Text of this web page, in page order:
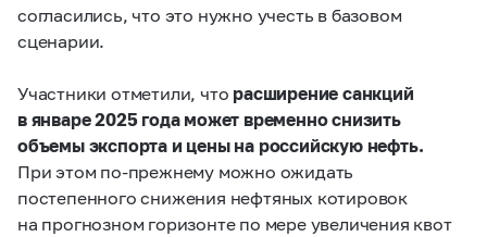
согласились, что это нужно учесть в базовом
сценарии.
Участники отметили, что расширение санкций
в январе 2025 года может временно снизить
объемы экспорта и цены на российскую нефть.
При этом по‑прежнему можно ожидать
постепенного снижения нефтяных котировок
на прогнозном горизонте по мере увеличения квот